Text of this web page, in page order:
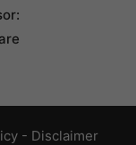
- Disclaimer